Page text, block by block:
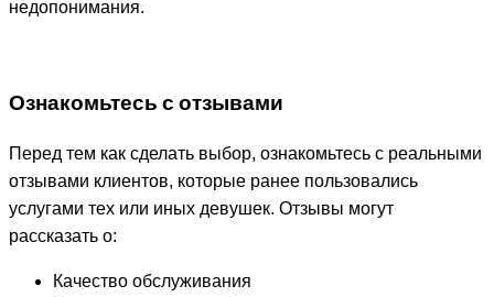
недопонимания.
Ознакомьтесь с отзывами
Перед тем как сделать выбор, ознакомьтесь с реальными
отзывами клиентов, которые ранее пользовались
услугами тех или иных девушек. Отзывы могут
рассказать о:
Качество обслуживания